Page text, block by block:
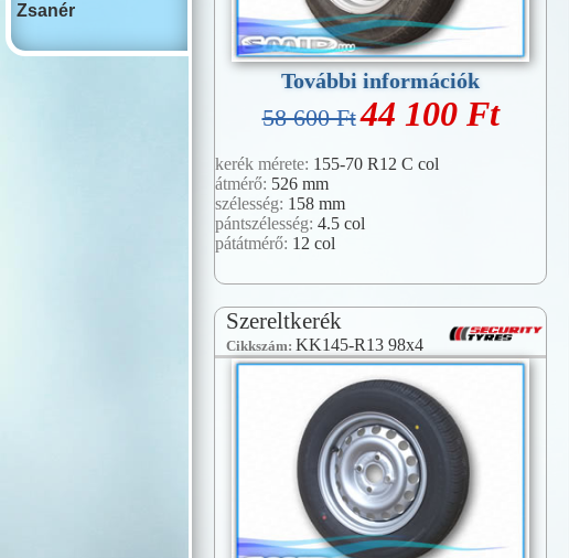
További információk
58 600 Ft44 100 Ft
kerék mérete: 155-70 R12 C col
átmérő: 526 mm
szélesség: 158 mm
pántszélesség: 4.5 col
pátátmérő: 12 col
Szereltkerék
Cikkszám: KK145-R13 98x4
Zsanér